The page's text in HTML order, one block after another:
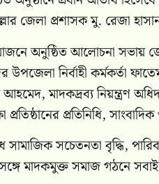
জেলা প্রশাসক মু. রেজা
অনুষ্ঠিত আলোচনা
উপজেলা নির্বাহী কর্মকর্তা
মাদকদ্রব্য নিয়ন্ত্রণ
প্রতিনিধি,
সচেতনতা বৃদ্ধি,
মাদকমুক্ত সমাজ গঠনে